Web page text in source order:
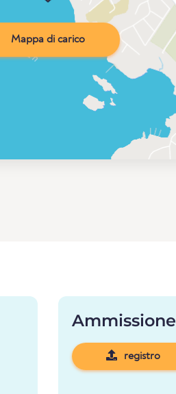
Mappa di carico
Ammissione
registro